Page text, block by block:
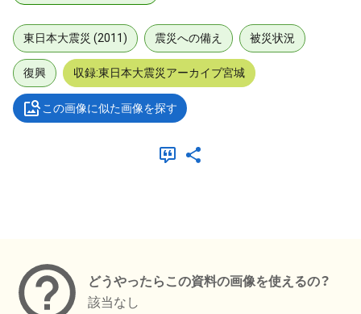
東日本大震災 (2011) 震災への備え 被災状況
復興 収録:東日本大震災アーカイブ宮城
この画像に似た画像を探す
どうやったらこの資料の画像を使えるの？
該当なし